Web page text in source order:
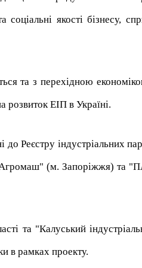
соціальні якості бізнесу,
та з перехідною
розвиток ЕІП в Україні.
Реєстру індустріальних
"Агромаш" (м. Запоріжжя) та
та "Калуський
в рамках проекту.